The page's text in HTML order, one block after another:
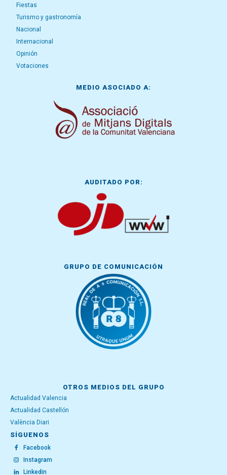
Fiestas
Turismo y gastronomía
Nacional
Internacional
Opinión
Votaciones
MEDIO ASOCIADO A:
AUDITADO POR:
GRUPO DE COMUNICACIÓN
OTROS MEDIOS DEL GRUPO
Actualidad Valencia
Actualidad Castellón
València Diari
SÍGUENOS
Facebook
Instagram
Linkedin